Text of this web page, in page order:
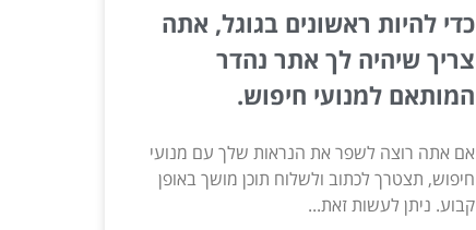
כדי להיות ראשונים בגוגל, אתה
צריך שיהיה לך אתר נהדר
המותאם למנועי חיפוש.
אם אתה רוצה לשפר את הנראות שלך עם מנועי
חיפוש, תצטרך לכתוב ולשלוח תוכן מושך באופן
קבוע. ניתן לעשות זאת...